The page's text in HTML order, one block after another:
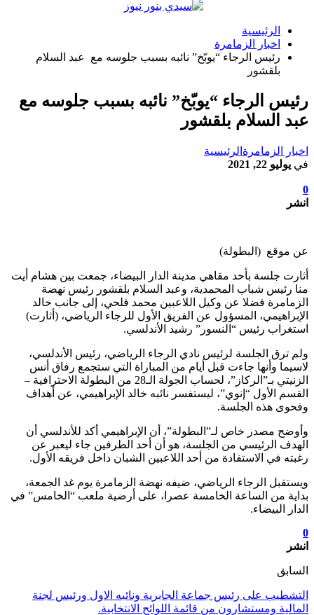
الرئيسية
اخبار الزمامرة
رئيس الرجاء “يوبّخ” نائبه بسبب جلوسه مع عبد السلام
بلقشور
رئيس الرجاء “يوبّخ” نائبه بسبب جلوسه مع
عبد السلام بلقشور
اخبار الزمامرة الرئيسية
في يوليو 22, 2021
0
انشر
عن موقع (البطولة)
أثارت جلسة بأحد مقاهي مدينة الدار البيضاء، جمعت بين هشام أيت
منا رئيس شباب المحمدية، وعبد السلام بلقشور رئيس نهضة
الزمامرة فضلا عن وكيل اللاعبين محمد فلحي، إلى جانب خالد
الإبراهيمي، المسؤول عن الفريق الأول للرجاء الرياضي، (أثارت)
استغراب رئيس “النسور” رشيد الأندلسي.
ولم ترق الجلسة لرئيس نادي الرجاء الرياضي، رئيس الأندلسي،
لاسيما وأنها جاءت قبل أيام من المباراة التي ستجمع رفاق أنس
الزنيتي بـ”الركاز”، لحساب الجولة الـ28 من البطولة الاحترافية –
القسم الأول “إنوي”، ليستفسر نائبه خالد الإبراهيمي، عن أهداف
وفحوى هذه الجلسة.
وأوضح مصدر خاص لـ”البطولة”، أن الإبراهيمي أكد للأندلسي أن
الهدف الرئيسي من الجلسة، هو أن أحد الطرفين جاء ليعبر عن
رغبته في الاستفادة من أحد اللاعبين الشبان داخل فريقه الأول.
ويستقبل الرجاء الرياضي، ضيفه نهضة الزمامرة يوم غد الجمعة،
بداية من الساعة الخامسة عصرا، على أرضية ملعب “الخامس” في
الدار البيضاء.
0
انشر
السابق
التشطيب على رئيس جماعة الجابرية ونائبه الاول ورئيس لجنة
المالية ومستشارون من قائمة اللوائح الانتخابية.